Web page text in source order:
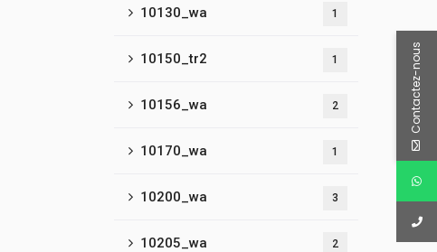
10130_wa 1
10150_tr2 1
10156_wa 2
10170_wa 1
10200_wa 3
10205_wa 2
Contactez-nous